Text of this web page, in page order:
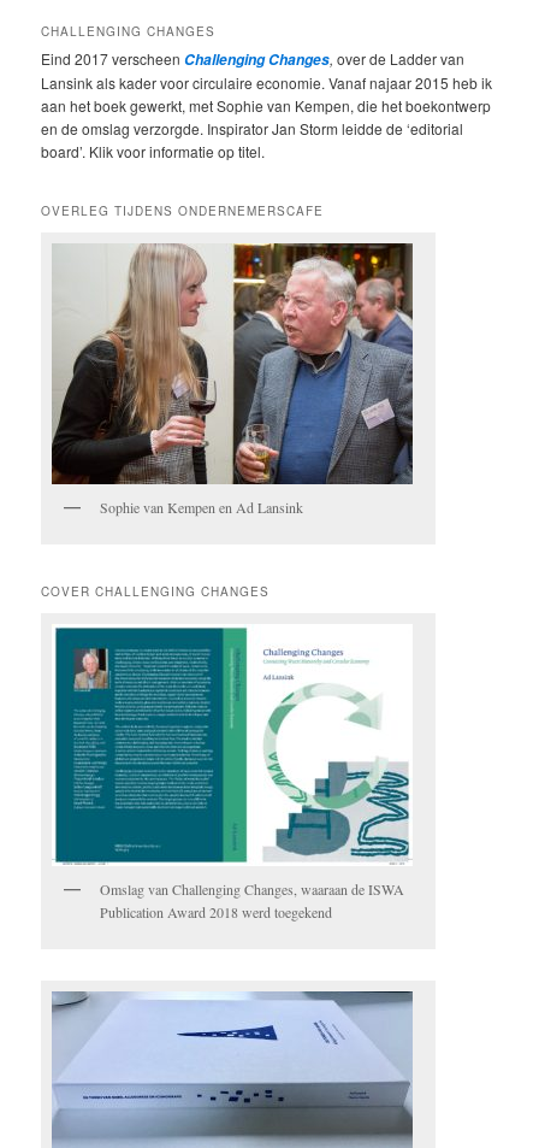
CHALLENGING CHANGES
Eind 2017 verscheen Challenging Changes, over de Ladder van
Lansink als kader voor circulaire economie. Vanaf najaar 2015 heb ik
aan het boek gewerkt, met Sophie van Kempen, die het boekontwerp
en de omslag verzorgde. Inspirator Jan Storm leidde de ‘editorial
board’. Klik voor informatie op titel.
OVERLEG TIJDENS ONDERNEMERSCAFE
Sophie van Kempen en Ad Lansink
COVER CHALLENGING CHANGES
Omslag van Challenging Changes, waaraan de ISWA
Publication Award 2018 werd toegekend